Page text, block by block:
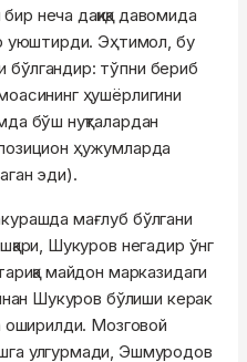
неча дақиқа давомида
уюштирди. Эҳтимол, бу
тўпни бериб
ҳушёрлигини
бўш нуқталардан
ҳужумларда
эди).
мағлуб бўлгани
Шукуров негадир ўнг
майдон марказидаги
Шукуров бўлиши керак
оширилди. Мозговой
улгурмади, Эшмуродов